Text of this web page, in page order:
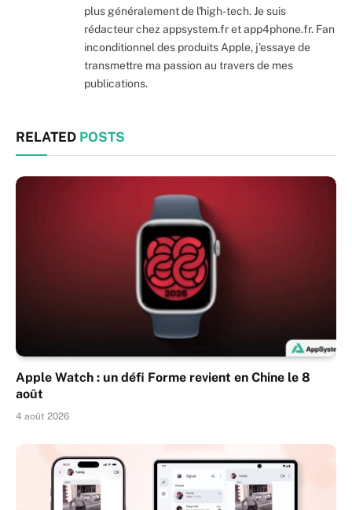
plus généralement de l'high-tech. Je suis
rédacteur chez appsystem.fr et app4phone.fr. Fan
inconditionnel des produits Apple, j'essaye de
transmettre ma passion au travers de mes
publications.
RELATED POSTS
Apple Watch : un défi Forme revient en Chine le 8
août
4 août 2026